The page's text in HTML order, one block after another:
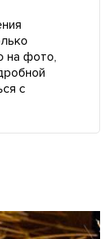
на фото,
с